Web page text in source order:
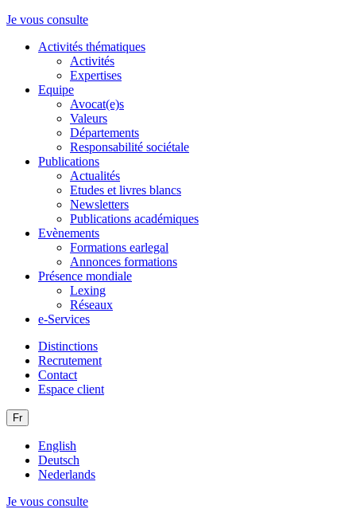
Je vous consulte
Activités thématiques
Activités
Expertises
Equipe
Avocat(e)s
Valeurs
Départements
Responsabilité sociétale
Publications
Actualités
Etudes et livres blancs
Newsletters
Publications académiques
Evènements
Formations earlegal
Annonces formations
Présence mondiale
Lexing
Réseaux
e-Services
Distinctions
Recrutement
Contact
Espace client
Fr
English
Deutsch
Nederlands
Je vous consulte